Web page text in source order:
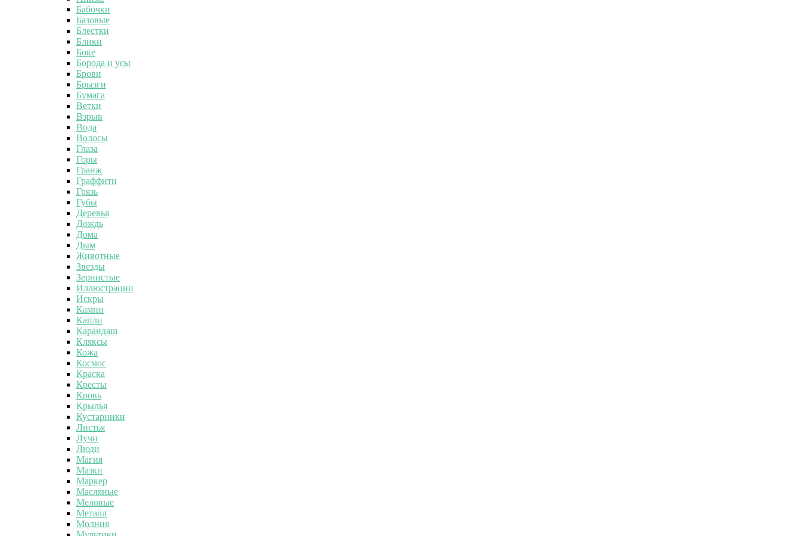
Бабочки
Базовые
Блестки
Блики
Боке
Борода и усы
Брови
Брызги
Бумага
Ветки
Взрыв
Вода
Волосы
Глаза
Горы
Гранж
Граффити
Грязь
Губы
Деревья
Дождь
Дома
Дым
Животные
Звезды
Зернистые
Иллюстрации
Искры
Камни
Капли
Карандаш
Кляксы
Кожа
Космос
Краска
Кресты
Кровь
Крылья
Кустарники
Листья
Лучи
Люди
Магия
Мазки
Маркер
Масляные
Меловые
Металл
Молния